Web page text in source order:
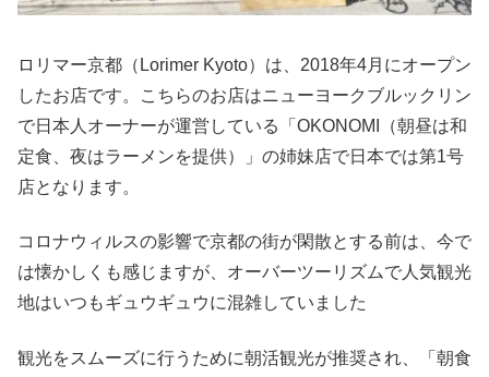
ロリマー京都（Lorimer Kyoto）は、2018年4月にオープン
したお店です。こちらのお店はニューヨークブルックリン
で日本人オーナーが運営している「OKONOMI（朝昼は和
定食、夜はラーメンを提供）」の姉妹店で日本では第1号
店となります。
コロナウィルスの影響で京都の街が閑散とする前は、今で
は懐かしくも感じますが、オーバーツーリズムで人気観光
地はいつもギュウギュウに混雑していました
観光をスムーズに行うために朝活観光が推奨され、「朝食